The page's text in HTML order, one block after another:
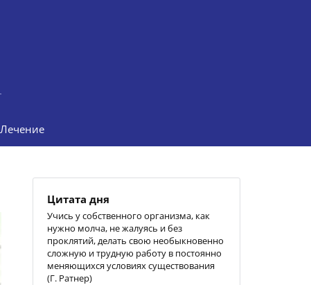
Лечение
Цитата дня
Учись у собственного организма, как
нужно молча, не жалуясь и без
проклятий, делать свою необыкновенно
сложную и трудную работу в постоянно
меняющихся условиях существования
(Г. Ратнер)